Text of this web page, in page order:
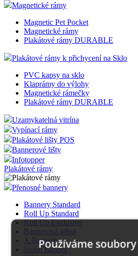
Magnetické rámy
Magnetic Pet Pocket
Magnetické rámy
Plakátové rámy DURABLE
Plakátové rámy k přichycení na Sklo
PVC kapsy na sklo
Klaprámy do výlohy
Magnetické rámečky
Plakátové rámy DURABLE
Uzamykatelná vitrína
Vypínací rámy
Plakátové lišty POS
Bannerové lišty
Infotopper
Plakátové rámy
Přenosné bannery
Bannery Standard
Roll Up Standard
Roll Up Exclusive
Bannerová stěna
X Bannery
Stolní Banner
Používáme